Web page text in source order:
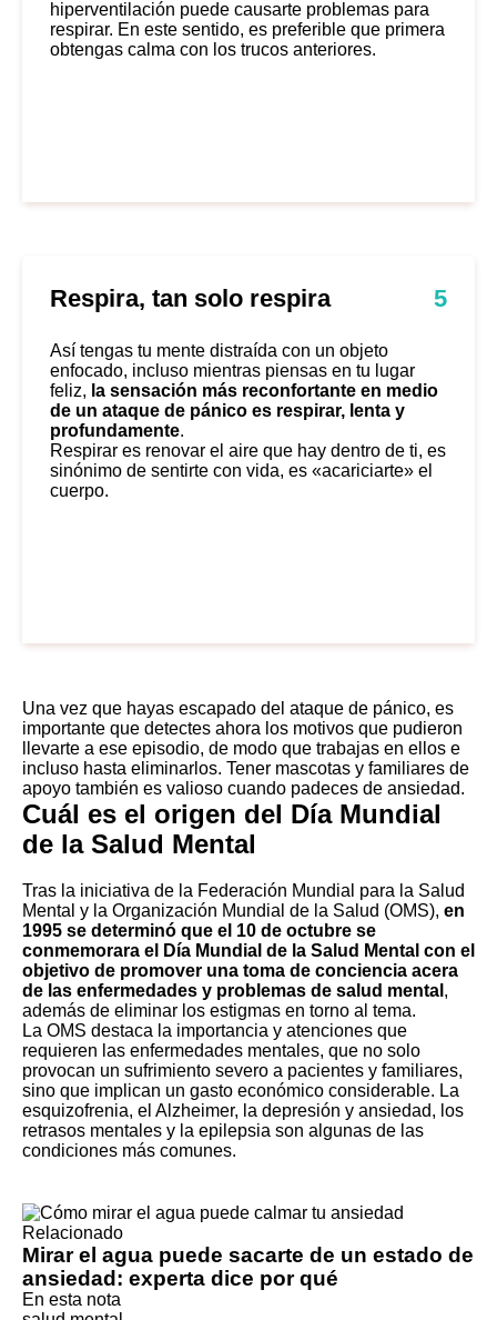
hiperventilación puede causarte problemas para
respirar. En este sentido, es preferible que primera
obtengas calma con los trucos anteriores.
Respira, tan solo respira 5
Así tengas tu mente distraída con un objeto
enfocado, incluso mientras piensas en tu lugar
feliz, la sensación más reconfortante en medio
de un ataque de pánico es respirar, lenta y
profundamente.
Respirar es renovar el aire que hay dentro de ti, es
sinónimo de sentirte con vida, es «acariciarte» el
cuerpo.
Una vez que hayas escapado del ataque de pánico, es
importante que detectes ahora los motivos que pudieron
llevarte a ese episodio, de modo que trabajas en ellos e
incluso hasta eliminarlos. Tener mascotas y familiares de
apoyo también es valioso cuando padeces de ansiedad.
Cuál es el origen del Día Mundial
de la Salud Mental
Tras la iniciativa de la Federación Mundial para la Salud
Mental y la Organización Mundial de la Salud (OMS), en
1995 se determinó que el 10 de octubre se
conmemorara el Día Mundial de la Salud Mental con el
objetivo de promover una toma de conciencia acera
de las enfermedades y problemas de salud mental ,
además de eliminar los estigmas en torno al tema.
La OMS destaca la importancia y atenciones que
requieren las enfermedades mentales, que no solo
provocan un sufrimiento severo a pacientes y familiares,
sino que implican un gasto económico considerable. La
esquizofrenia, el Alzheimer, la depresión y ansiedad, los
retrasos mentales y la epilepsia son algunas de las
condiciones más comunes.
Relacionado
Mirar el agua puede sacarte de un estado de
ansiedad: experta dice por qué
En esta nota